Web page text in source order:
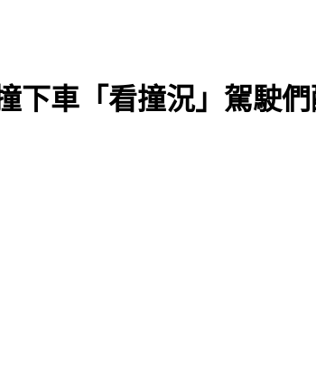
服
車「看撞況」駕駛們